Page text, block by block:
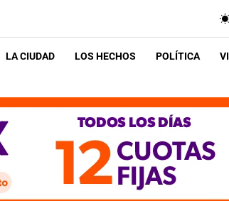
LA CIUDAD LOS HECHOS POLÍTICA